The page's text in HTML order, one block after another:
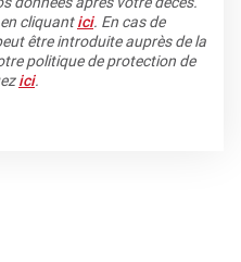
cliquantici. En cas de
être introduite auprès de la
politique de protection de
ici.